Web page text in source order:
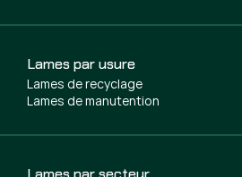
Lames par usure
Lames de recyclage
Lames de manutention